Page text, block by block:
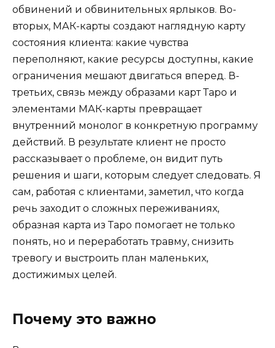
обвинений и обвинительных ярлыков. Во-
вторых, МАК-карты создают наглядную карту
состояния клиента: какие чувства
переполняют, какие ресурсы доступны, какие
ограничения мешают двигаться вперед. В-
третьих, связь между образами карт Таро и
элементами МАК-карты превращает
внутренний монолог в конкретную программу
действий. В результате клиент не просто
рассказывает о проблеме, он видит путь
решения и шаги, которым следует следовать. Я
сам, работая с клиентами, заметил, что когда
речь заходит о сложных переживаниях,
образная карта из Таро помогает не только
понять, но и переработать травму, снизить
тревогу и выстроить план маленьких,
достижимых целей.
Почему это важно